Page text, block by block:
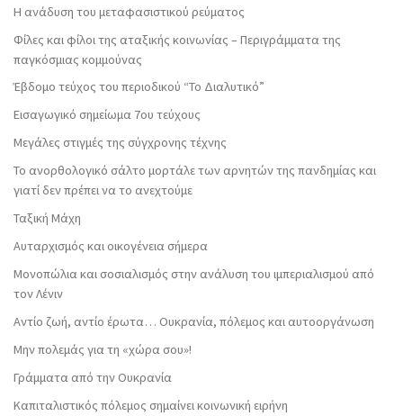
Η ανάδυση του μεταφασιστικού ρεύματος
Φίλες και φίλοι της αταξικής κοινωνίας – Περιγράμματα της
παγκόσμιας κομμούνας
Έβδομο τεύχος του περιοδικού “Το Διαλυτικό”
Εισαγωγικό σημείωμα 7ου τεύχους
Μεγάλες στιγμές της σύγχρονης τέχνης
Το ανορθολογικό σάλτο μορτάλε των αρνητών της πανδημίας και
γιατί δεν πρέπει να το ανεχτούμε
Ταξική Μάχη
Αυταρχισμός και οικογένεια σήμερα
Μονοπώλια και σοσιαλισμός στην ανάλυση του ιμπεριαλισμού από
τον Λένιν
Αντίο ζωή, αντίο έρωτα… Ουκρανία, πόλεμος και αυτοοργάνωση
Μην πολεμάς για τη «χώρα σου»!
Γράμματα από την Ουκρανία
Καπιταλιστικός πόλεμος σημαίνει κοινωνική ειρήνη